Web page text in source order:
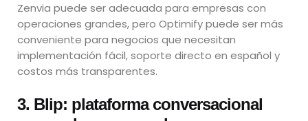
Zenvia puede ser adecuada para empresas con
operaciones grandes, pero Optimify puede ser más
conveniente para negocios que necesitan
implementación fácil, soporte directo en español y
costos más transparentes.
3. Blip: plataforma conversacional